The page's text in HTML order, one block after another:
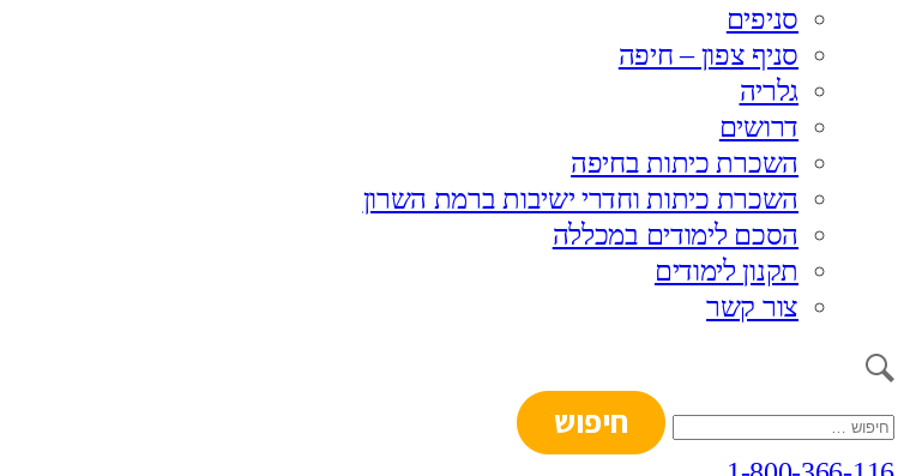
סניפים
סניף צפון – חיפה
גלריה
דרושים
השכרת כיתות בחיפה
השכרת כיתות וחדרי ישיבות ברמת השרון
הסכם לימודים במכללה
תקנון לימודים
צור קשר
חיפוש: